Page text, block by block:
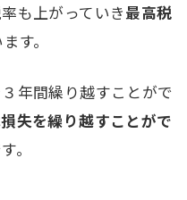
も上がっていき最高税
す。
年間繰り越すことがで
失を繰り越すことがで
。